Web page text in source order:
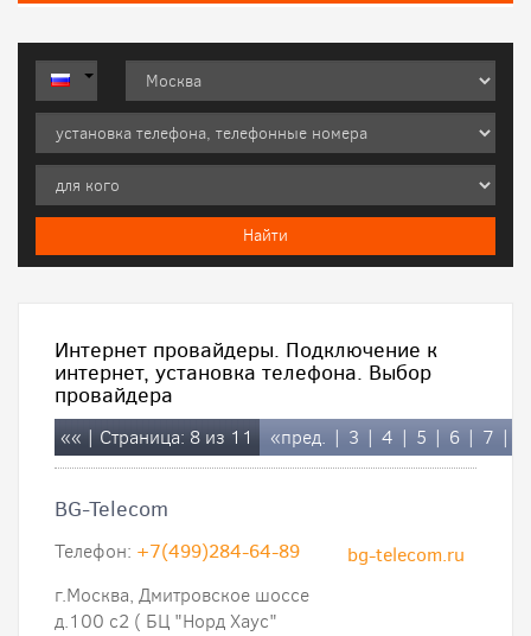
Интернет провайдеры. Подключение к
интернет, установка телефона. Выбор
провайдера
«« | Страница: 8 из 11 «пред. | 3 | 4 | 5 | 6 | 7 |
BG-Telecom
bg-telecom.ru
Телефон: +7(499)284-64-89
г.Москва, Дмитровское шоссе
д.100 с2 ( БЦ "Норд Хаус"